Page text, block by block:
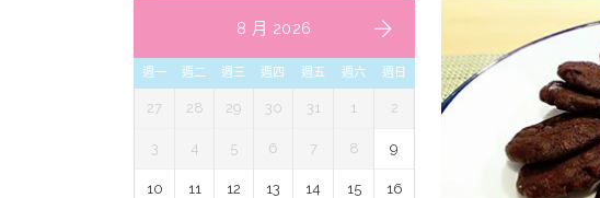
8 月 2026
週一 週二 週三 週四 週五 週六 週日
27 28 29 30 31 1 2
3 4 5 6 7 8 9
10 11 12 13 14 15 16